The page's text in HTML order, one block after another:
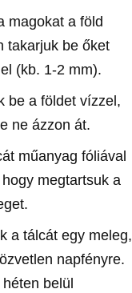
magokat a föld
takarjuk be őket
(kb. 1-2 mm).
be a földet vízzel,
ne ázzon át.
műanyag fóliával
megtartsuk a
a tálcát egy meleg,
napfényre.
belül